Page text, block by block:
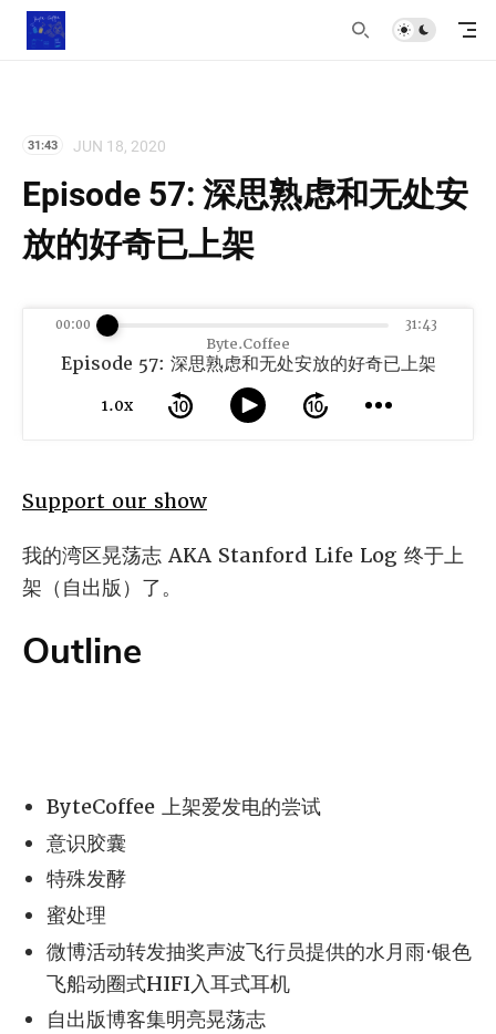
31:43 JUN 18, 2020
Episode 57: 深思熟虑和无处安
放的好奇已上架
Byte.Coffee
Episode 57: 深思熟虑和无处安放的好奇已上架
1.0x
00:00 31:43
Support our show
我的湾区晃荡志 AKA Stanford Life Log 终于上
架（自出版）了。
Outline
ByteCoffee 上架爱发电的尝试
意识胶囊
特殊发酵
蜜处理
微博活动转发抽奖声波飞行员提供的水月雨·银色
飞船动圈式HIFI入耳式耳机
自出版博客集明亮晃荡志